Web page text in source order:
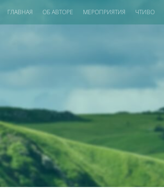
ГЛАВНАЯ ОБ АВТОРЕ МЕРОПРИЯТИЯ ЧТИВО